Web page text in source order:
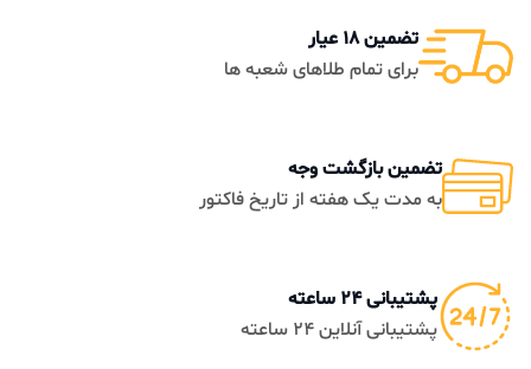
تضمین 18 عیار
برای تمام طلاهای شعبه ها
تضمین بازگشت وجه
به مدت یک هفته از تاریخ فاکتور
پشتیبانی 24 ساعته
پشتیبانی آنلاین 24 ساعته